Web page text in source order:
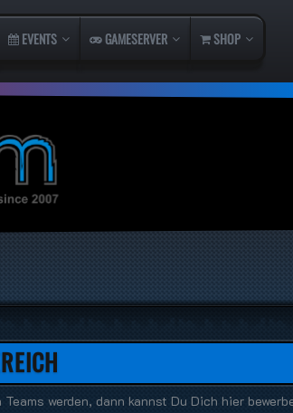
EVENTS GAMESERVER SHOP
werden, dann kannst Du Dich hier